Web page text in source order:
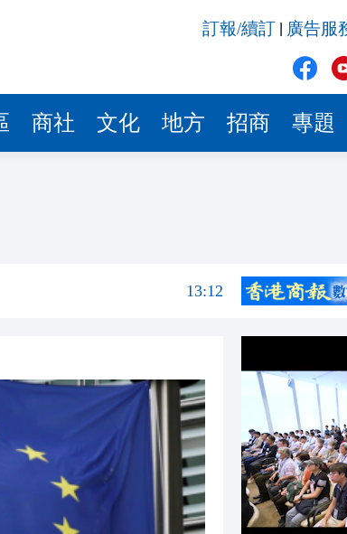
訂報/續訂 廣告服
商社 文化 地方 招商 專題
14:25
掛鈎產品
14:01
13:03
掛鈎產品
14:01
人工器官及柔性電池
13:54
13:33
13:20